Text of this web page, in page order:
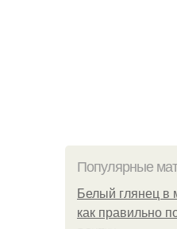
Популярные
Белый глянец в
как правильно